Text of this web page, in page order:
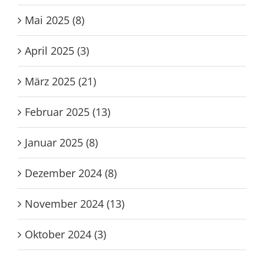
Mai 2025 (8)
April 2025 (3)
März 2025 (21)
Februar 2025 (13)
Januar 2025 (8)
Dezember 2024 (8)
November 2024 (13)
Oktober 2024 (3)